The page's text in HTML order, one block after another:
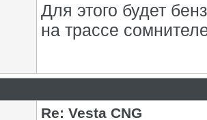
Для этого будет
на трассе
Re: Vesta CNG